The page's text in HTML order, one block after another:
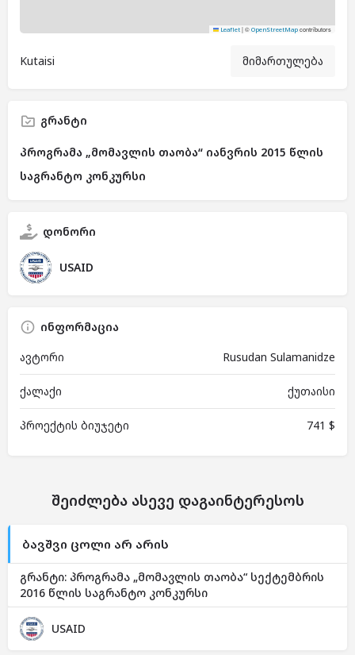
Leaflet |© OpenStreetMap contributors
Kutaisi მიმართულება
გრანტი
პროგრამა „მომავლის თაობა“ იანვრის 2015 წლის
საგრანტო კონკურსი
დონორი
USAID
ინფორმაცია
ავტორი
Rusudan Sulamanidze
ქალაქი ქუთაისი
პროექტის ბიუჯეტი 741 $
შეიძლება ასევე დაგაინტერესოს
ბავშვი ცოლი არ არის
გრანტი: პროგრამა „მომავლის თაობა“ სექტემბრის
2016 წლის საგრანტო კონკურსი
USAID